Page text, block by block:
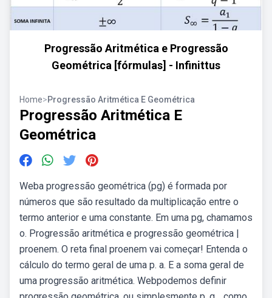
Progressão Aritmética e Progressão
Geométrica [fórmulas] - Infinittus
Home>Progressão Aritmética E Geométrica
Progressão Aritmética E
Geométrica
Weba progressão geométrica (pg) é formada por
números que são resultado da multiplicação entre o
termo anterior e uma constante. Em uma pg, chamamos
o. Progressão aritmética e progressão geométrica |
proenem. O reta final proenem vai começar! Entenda o
cálculo do termo geral de uma p. a. E a soma geral de
uma progressão aritmética. Webpodemos definir